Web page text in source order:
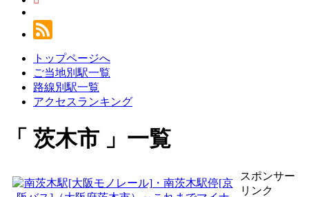
トップページへ
ご当地別駅一覧
路線別駅一覧
アクセスランキング
茨木市 一覧
スポンサー
リンク